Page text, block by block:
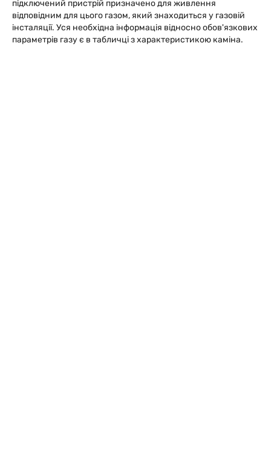
підключений пристрій призначено для живлення
відповідним для цього газом, який знаходиться у газовій
інсталяції. Уся необхідна інформація відносно обов'язкових
параметрів газу є в табличці з характеристикою каміна.